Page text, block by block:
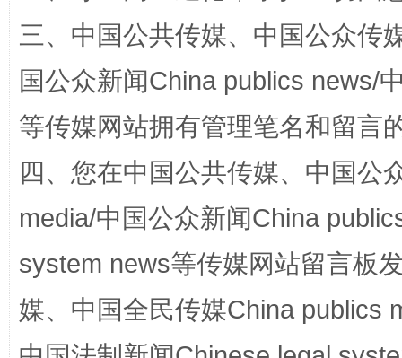
三、中国公共传媒、中国公众传
国公众新闻China publics news/
等传媒网站拥有管理笔名和留言
四、您在中国公共传媒、中国公
media/中国公众新闻China
system news等传媒网站留言板
媒、中国全民传媒China publics